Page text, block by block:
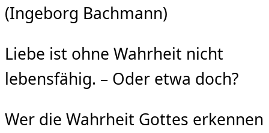
(Ingeborg Bachmann)
Liebe ist ohne Wahrheit nicht
lebensfähig. – Oder etwa doch?
Wer die Wahrheit Gottes erkennen